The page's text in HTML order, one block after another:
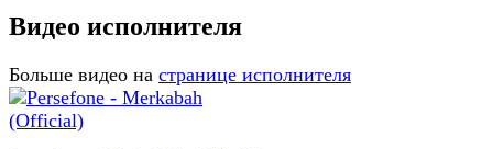
Видео исполнителя
Больше видео на странице исполнителя